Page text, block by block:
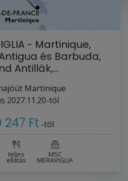
- Martinique,
és Barbuda,
Antillák,…
Martinique
2027.11.20-tól
247 Ft -tól
teljes
ellátás
MSC
MERAVIGLIA